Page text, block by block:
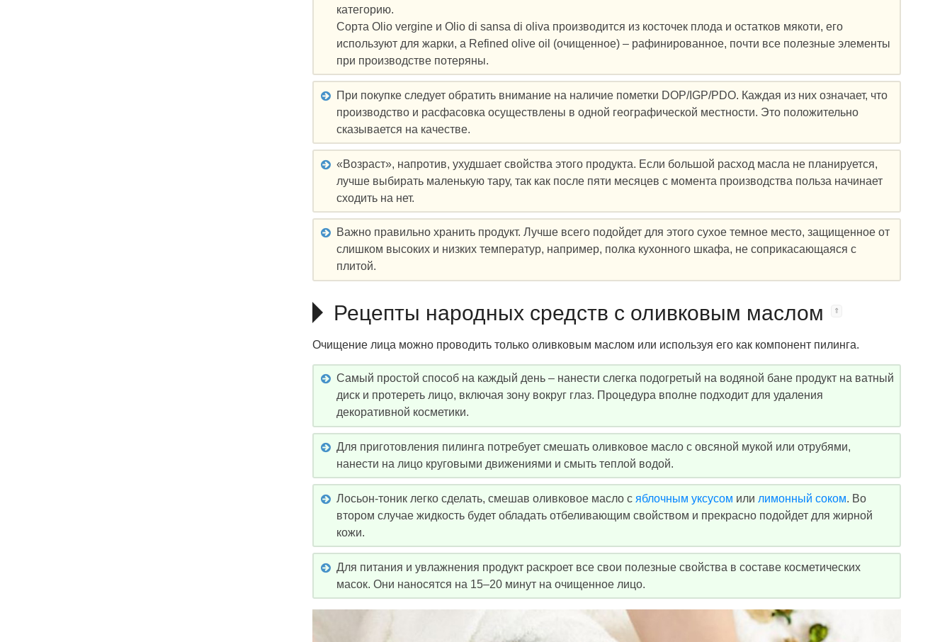
категорию.
Сорта Olio vergine и Olio di sansa di oliva производится из косточек плода и остатков мякоти, его
используют для жарки, а Refined olive oil (очищенное) – рафинированное, почти все полезные элементы
при производстве потеряны.
При покупке следует обратить внимание на наличие пометки DOP/IGP/PDO. Каждая из них означает, что
производство и расфасовка осуществлены в одной географической местности. Это положительно
сказывается на качестве.
«Возраст», напротив, ухудшает свойства этого продукта. Если большой расход масла не планируется,
лучше выбирать маленькую тару, так как после пяти месяцев с момента производства польза начинает
сходить на нет.
Важно правильно хранить продукт. Лучше всего подойдет для этого сухое темное место, защищенное от
слишком высоких и низких температур, например, полка кухонного шкафа, не соприкасающаяся с
плитой.
Рецепты народных средств с оливковым маслом
Очищение лица можно проводить только оливковым маслом или используя его как компонент пилинга.
Самый простой способ на каждый день – нанести слегка подогретый на водяной бане продукт на ватный
диск и протереть лицо, включая зону вокруг глаз. Процедура вполне подходит для удаления
декоративной косметики.
Для приготовления пилинга потребует смешать оливковое масло с овсяной мукой или отрубями,
нанести на лицо круговыми движениями и смыть теплой водой.
Лосьон-тоник легко сделать, смешав оливковое масло с яблочным уксусом или лимонный соком. Во
втором случае жидкость будет обладать отбеливающим свойством и прекрасно подойдет для жирной
кожи.
Для питания и увлажнения продукт раскроет все свои полезные свойства в составе косметических
масок. Они наносятся на 15–20 минут на очищенное лицо.